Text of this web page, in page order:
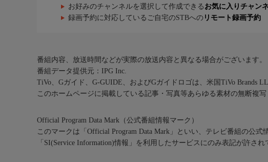
お好みのチャンネルを選択して作成できる お気に入りチャン
録画予約に対応しているご自宅のSTBへの リモート録画予約
番組内容、放送時間などが実際の放送内容と異なる場合がございます。
番組データ提供元：IPG Inc.
TiVo、Gガイド、G-GUIDE、およびGガイドロゴは、米国TiVo Brands
このホームページに掲載している記事・写真等あらゆる素材の無断複写
Official Program Data Mark（公式番組情報マーク）
このマークは「Official Program Data Mark」といい、テレビ番組の公式
「SI(Service Information)情報」を利用したサービスにのみ表記が許され